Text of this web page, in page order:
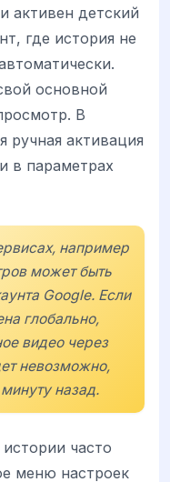
активен детский
где история не
основной
В
ручная активация
в параметрах
например
может быть
Google. Если
глобально,
видео через
невозможно,
назад.
часто
меню настроек